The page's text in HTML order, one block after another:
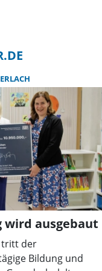
wird ausgebaut
tritt der
Bildung und